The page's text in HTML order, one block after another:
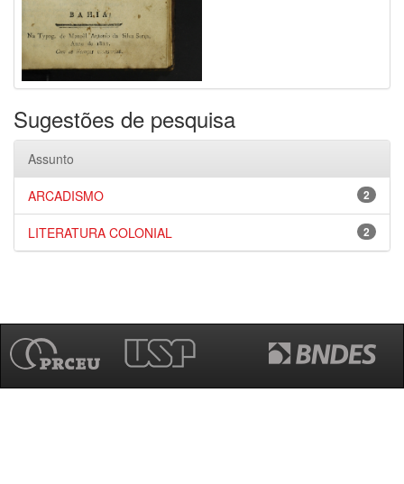
Sugestões de pesquisa
Assunto
2
ARCADISMO
2
LITERATURA COLONIAL